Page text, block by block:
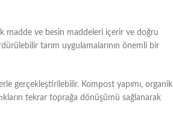
madde ve besin maddeleri içerir ve doğru
tarım uygulamalarının önemli bir
gerçekleştirilebilir. Kompost yapımı, organik
tekrar toprağa dönüşümü sağlanarak